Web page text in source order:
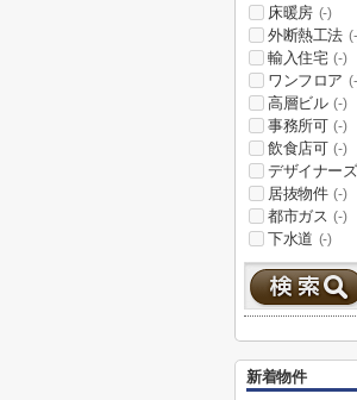
床暖房 (-)
外断熱工法
輸入住宅 (-)
ワンフロア
高層ビル (-)
事務所可 (-)
飲食店可 (-)
デザイナーズ
居抜物件 (-)
都市ガス (-)
下水道 (-)
新着物件